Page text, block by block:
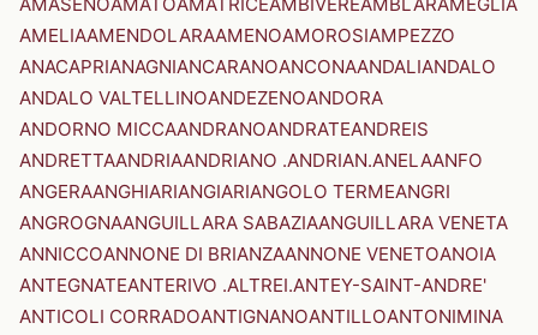
AMELIAAMENDOLARAAMENOAMOROSIAMPEZZO
ANACAPRIANAGNIANCARANOANCONAANDALIANDALO
ANDALO VALTELLINOANDEZENOANDORA
ANDORNO MICCAANDRANOANDRATEANDREIS
ANDRETTAANDRIAANDRIANO .ANDRIAN.ANELAANFO
ANGERAANGHIARIANGIARIANGOLO TERMEANGRI
ANGROGNAANGUILLARA SABAZIAANGUILLARA VENETA
ANNICCOANNONE DI BRIANZAANNONE VENETOANOIA
ANTEGNATEANTERIVO .ALTREI.ANTEY-SAINT-ANDRE'
ANTICOLI CORRADOANTIGNANOANTILLOANTONIMINA